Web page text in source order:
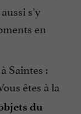
s’y
en
Saintes :
êtes à la
du